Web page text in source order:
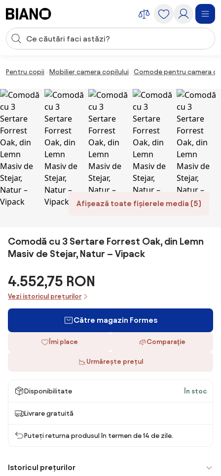
Introducerea căutării
Pentru copii Mobilier camera copilului Comode pentru camera
Afișează toate fișierele media (5)
Comodă cu 3 Sertare Forrest Oak, din Lemn
Masiv de Stejar, Natur – Vipack
4.552,75 RON
Vezi istoricul prețurilor
Către magazin Formes
Îmi place Comparaţie
Urmărește prețul
Disponibilitate În stoc
Livrare gratuită
Puteți returna produsul în termen de 14 de zile.
Istoricul prețurilor